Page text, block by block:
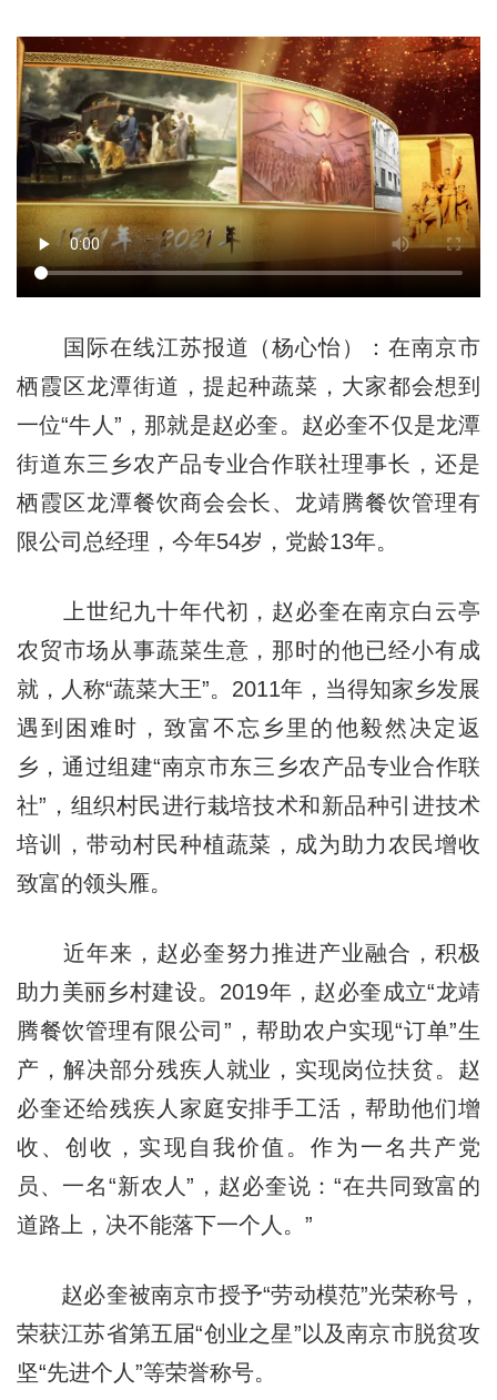
国际在线江苏报道（杨心怡）：在南京市
栖霞区龙潭街道，提起种蔬菜，大家都会想到
一位“牛人”，那就是赵必奎。赵必奎不仅是龙潭
街道东三乡农产品专业合作联社理事长，还是
栖霞区龙潭餐饮商会会长、龙靖腾餐饮管理有
限公司总经理，今年54岁，党龄13年。
上世纪九十年代初，赵必奎在南京白云亭
农贸市场从事蔬菜生意，那时的他已经小有成
就，人称“蔬菜大王”。2011年，当得知家乡发展
遇到困难时，致富不忘乡里的他毅然决定返
乡，通过组建“南京市东三乡农产品专业合作联
社”，组织村民进行栽培技术和新品种引进技术
培训，带动村民种植蔬菜，成为助力农民增收
致富的领头雁。
近年来，赵必奎努力推进产业融合，积极
助力美丽乡村建设。2019年，赵必奎成立“龙靖
腾餐饮管理有限公司”，帮助农户实现“订单”生
产，解决部分残疾人就业，实现岗位扶贫。赵
必奎还给残疾人家庭安排手工活，帮助他们增
收、创收，实现自我价值。作为一名共产党
员、一名“新农人”，赵必奎说：“在共同致富的
道路上，决不能落下一个人。”
赵必奎被南京市授予“劳动模范”光荣称号，
荣获江苏省第五届“创业之星”以及南京市脱贫攻
坚“先进个人”等荣誉称号。